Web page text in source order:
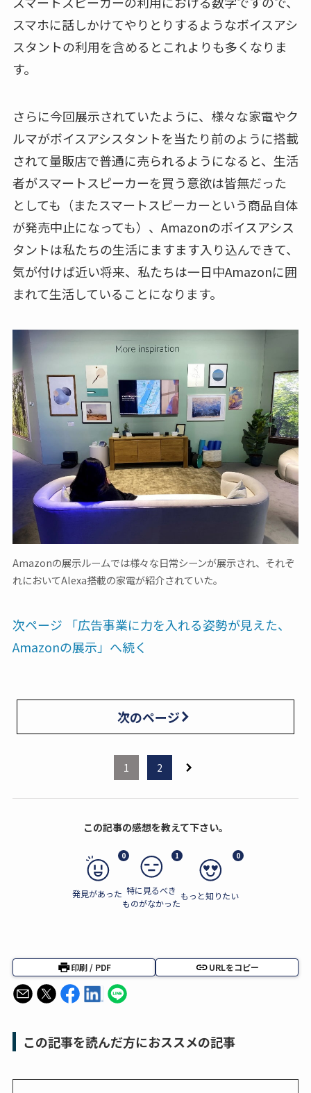
スマホに話しかけてやりとりするようなボイスアシ
スタントの利用を含めるとこれよりも多くなりま
す。
さらに今回展示されていたように、様々な家電やク
ルマがボイスアシスタントを当たり前のように搭載
されて量販店で普通に売られるようになると、生活
者がスマートスピーカーを買う意欲は皆無だった
としても（またスマートスピーカーという商品自体
が発売中止になっても）、Amazonのボイスアシス
タントは私たちの生活にますます入り込んできて、
気が付けば近い将来、私たちは一日中Amazonに囲
まれて生活していることになります。
Amazonの展示ルームでは様々な日常シーンが展示され、それぞ
れにおいてAlexa搭載の家電が紹介されていた。
次ページ 「広告事業に力を入れる姿勢が見えた、
Amazonの展示」へ続く
次のページ
1 2
この記事の感想を教えて下さい。
0
発見があった
1
特に見るべき
ものがなかった
0
もっと知りたい
印刷 / PDF URLをコピー
この記事を読んだ方におススメの記事